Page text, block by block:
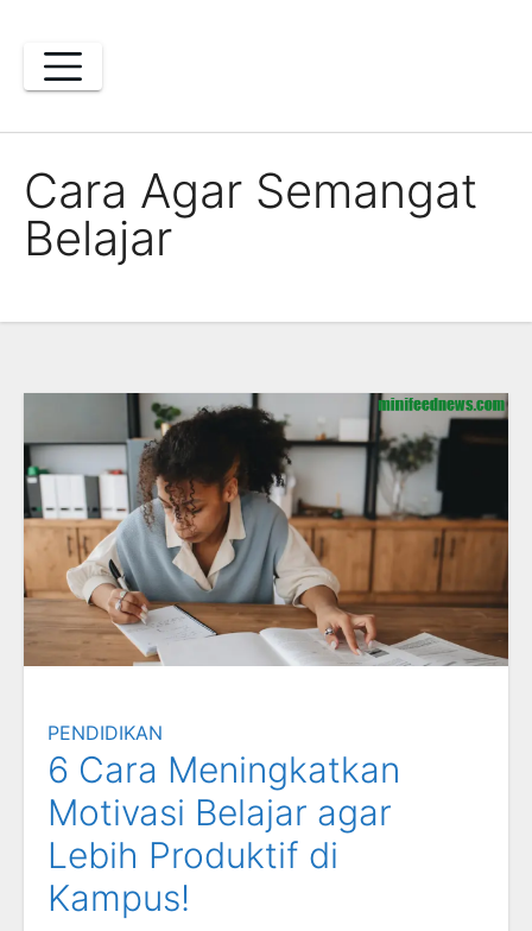
content
Cara Agar Semangat
Belajar
PENDIDIKAN
6 Cara Meningkatkan
Motivasi Belajar agar
Lebih Produktif di
Kampus!